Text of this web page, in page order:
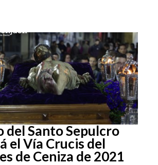
del Santo Sepulcro
el Vía Crucis del
de Ceniza de 2021